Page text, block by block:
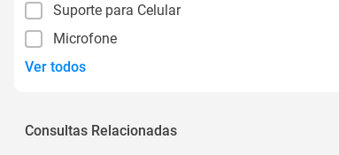
Suporte para Celular
Microfone
Ver todos
Consultas Relacionadas